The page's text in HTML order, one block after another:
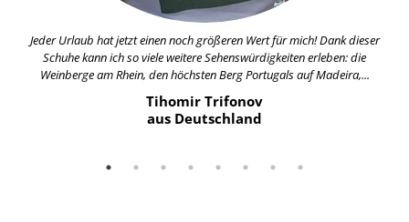
Jeder Urlaub hat jetzt einen noch größeren Wert für mich! Dank dieser
Schuhe kann ich so viele weitere Sehenswürdigkeiten erleben: die
Weinberge am Rhein, den höchsten Berg Portugals auf Madeira,...
Tihomir Trifonov
aus Deutschland